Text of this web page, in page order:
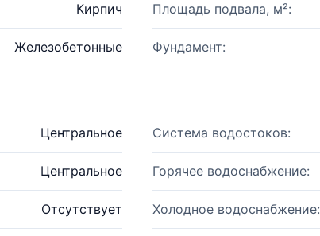
Кирпич Площадь подвала, м²:
Железобетонные Фундамент:
Центральное Система водостоков:
Центральное Горячее водоснабжение:
Отсутствует Холодное водоснабжение: